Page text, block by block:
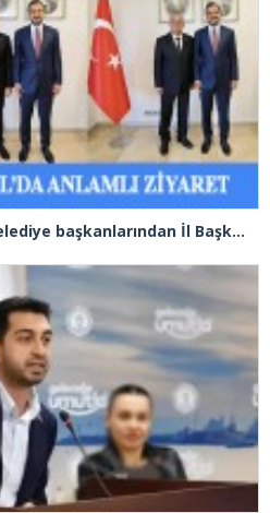
AK Parti’ye katılan ilçe belediye başkanlarından İl Başkanı Özdemir’e ziyaret